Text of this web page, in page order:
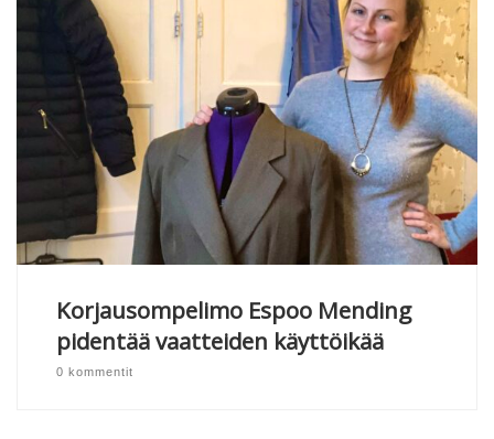
Korjausompelimo Espoo Mending
pidentää vaatteiden käyttöikää
0 kommentit